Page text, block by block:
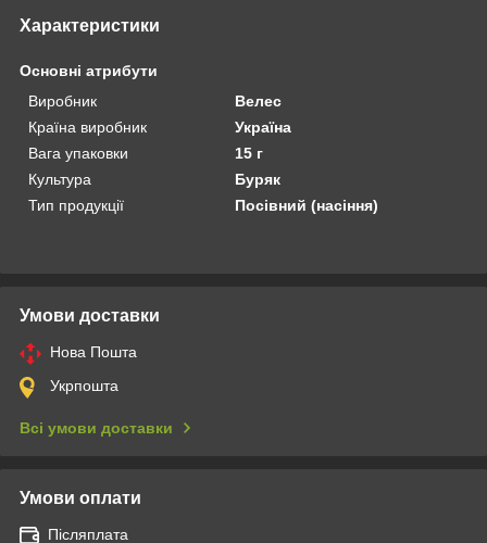
Характеристики
Основні атрибути
Виробник
Велес
Країна виробник
Україна
Вага упаковки
15 г
Культура
Буряк
Тип продукції
Посівний (насіння)
Умови доставки
Нова Пошта
Укрпошта
Всі умови доставки
Умови оплати
Післяплата